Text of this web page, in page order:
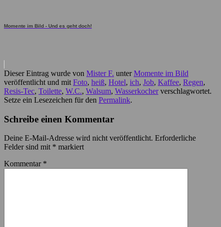
Momente im Bild - Und es geht doch!
Dieser Eintrag wurde von Mister F. unterMomente im Bild
veröffentlicht und mit Foto, heiß, Hotel, ich, Job, Kaffee, Regen,
Resis-Tec, Toilette, W.C., Walsum, Wasserkocherverschlagwortet.
Setze ein Lesezeichen für den Permalink.
Schreibe einen Kommentar
Deine E-Mail-Adresse wird nicht veröffentlicht. Erforderliche
Felder sind mit * markiert
Kommentar *